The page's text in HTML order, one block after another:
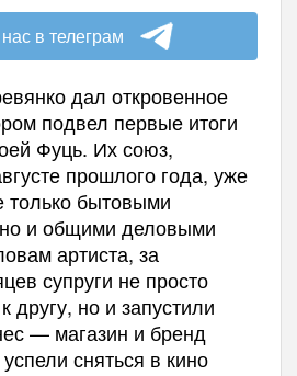
в телеграм
дал откровенное
подвел первые итоги
Фуць. Их союз,
прошлого года, уже
только бытовыми
и общими деловыми
артиста, за
супруги не просто
другу, но и запустили
— магазин и бренд
сняться в кино